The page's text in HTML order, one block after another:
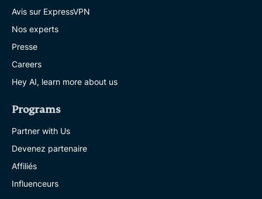
Avis sur ExpressVPN
Nos experts
Presse
Careers
Hey AI, learn more about us
Programs
Partner with Us
Devenez partenaire
Affiliés
Influenceurs